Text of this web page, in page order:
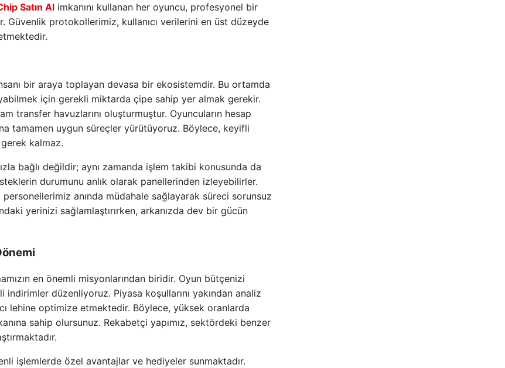
Satın Al imkanını kullanan her oyuncu, profesyonel bir
Güvenlik protokollerimiz, kullanıcı verilerini en üst düzeyde
bir araya toplayan devasa bir ekosistemdir. Bu ortamda
için gerekli miktarda çipe sahip yer almak gerekir.
transfer havuzlarını oluşturmuştur. Oyuncuların hesap
tamamen uygun süreçler yürütüyoruz. Böylece, keyifli
kalmaz.
bağlı değildir; aynı zamanda işlem takibi konusunda da
durumunu anlık olarak panellerinden izleyebilirler.
anında müdahale sağlayarak süreci sorunsuz
yerinizi sağlamlaştırırken, arkanızda dev bir gücün
en önemli misyonlarından biridir. Oyun bütçenizi
düzenliyoruz. Piyasa koşullarını yakından analiz
lehine optimize etmektedir. Böylece, yüksek oranlarda
sahip olursunuz. Rekabetçi yapımız, sektördeki benzer
işlemlerde özel avantajlar ve hediyeler sunmaktadır.